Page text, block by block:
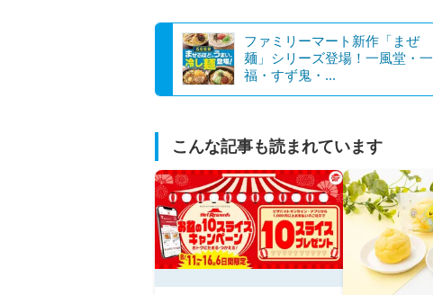
ファミリーマート新作「まぜ
麺」シリーズ登場！一風堂・一
福・すず鬼・...
こんな記事も読まれています